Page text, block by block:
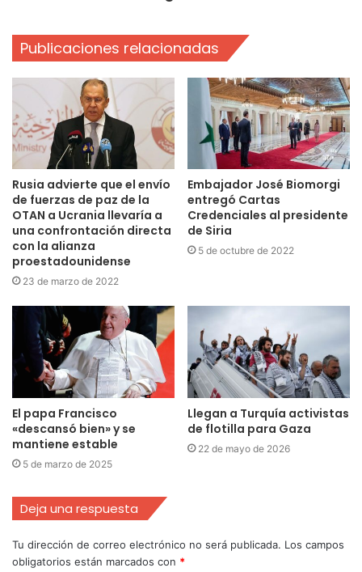
Publicaciones relacionadas
Rusia advierte que el envío
de fuerzas de paz de la
OTAN a Ucrania llevaría a
una confrontación directa
con la alianza
proestadounidense
23 de marzo de 2022
Embajador José Biomorgi
entregó Cartas
Credenciales al presidente
de Siria
5 de octubre de 2022
El papa Francisco
«descansó bien» y se
mantiene estable
5 de marzo de 2025
Llegan a Turquía activistas
de flotilla para Gaza
22 de mayo de 2026
Deja una respuesta
Tu dirección de correo electrónico no será publicada. Los campos
obligatorios están marcados con *